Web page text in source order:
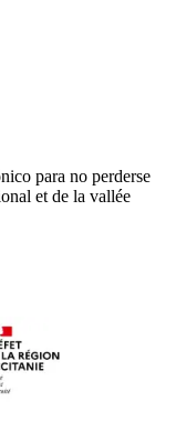
para no perderse
et de la vallée